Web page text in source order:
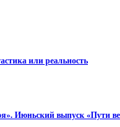
или реальность
Июньский выпуск «Пути